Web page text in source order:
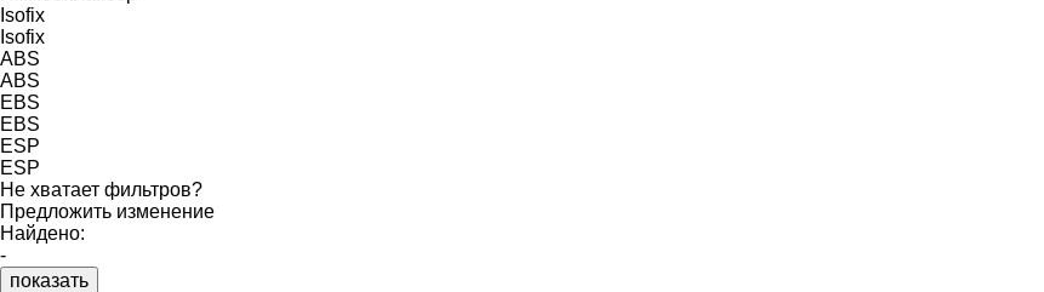
Isofix
Isofix
ABS
ABS
EBS
EBS
ESP
ESP
Не хватает фильтров?
Предложить изменение
Найдено:
-
показать